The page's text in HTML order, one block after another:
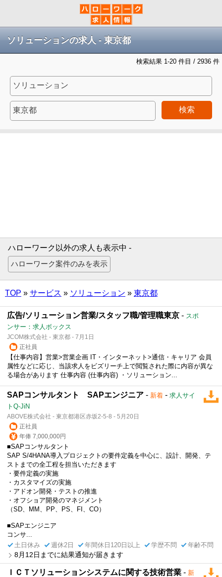
ソリューションの求人 - 東京都
検索結果 1-20 件目 / 2936 件
検索
ハローワーク以外の求人も表示中 -
TOP » サービス » ソリューション » 東京都
広告/ソリューション営業/スタッフ職/管理職東京 - スポ
ンサー：求人ボックス
JCOM株式会社 - 東京都 - 7月1日
正社員
【仕事内容】営業>営業企画 IT・インターネット>通信・キャリア 会員
属性などに応じ、当該求人をビズリーチ上で閲覧された際に内容が異な
る場合があります 仕事内容 (仕事内容) ・ソリューション...
SAPコンサルタント SAPエンジニア - 新着 - 求人サイ
トQ-JiN
ABOVE株式会社 - 東京都港区赤坂2-5-8 - 5月20日
正社員
年俸 7,000,000円
■SAPコンサルタント
SAP S/4HANA導入プロジェクトの要件定義を中心に、設計、開発、テ
ストまでの全工程を担当いただきます
・要件定義の実施
・カスタマイズの実施
・アドオン開発・テストの推進
・オフショア開発のマネジメント
（SD、MM、PP、PS、FI、CO）
■SAPエンジニア
コンサ...
土日休み
週休2日 年間休日120日以上 学歴不問 年齢不問
8月12日までに結果通知が届きます
ＩＣＴソリューションシステムに関する技術営業 - 新